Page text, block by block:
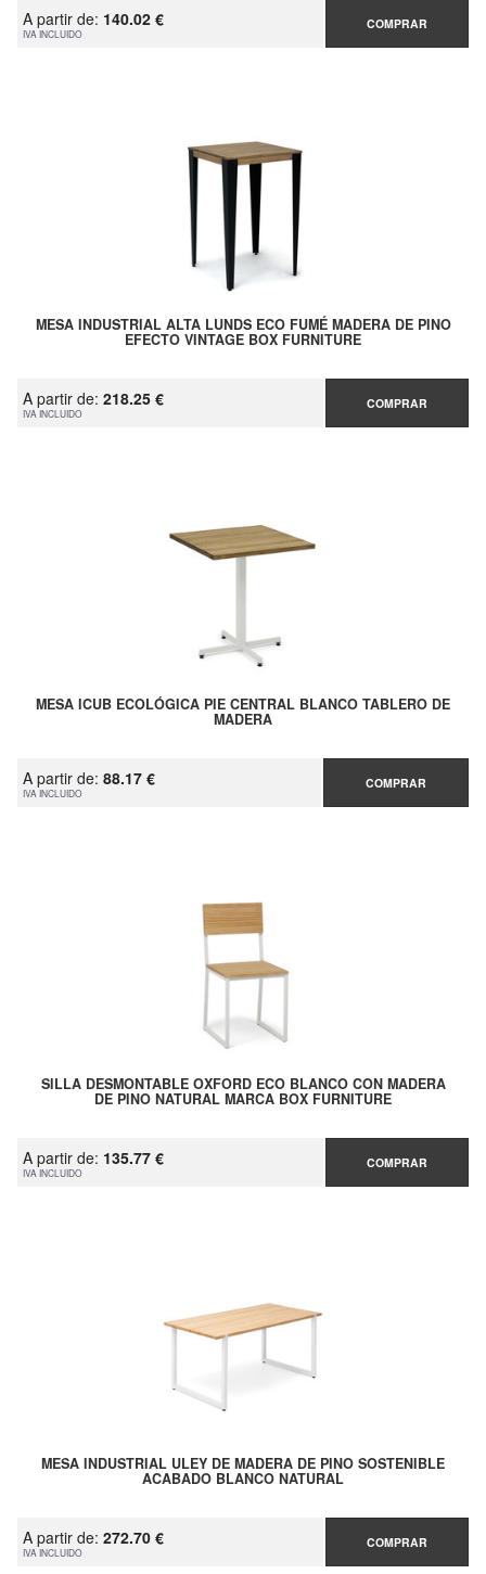
A partir de: 140.02 €
IVA INCLUIDO
COMPRAR
MESA INDUSTRIAL ALTA LUNDS ECO FUMÉ MADERA DE PINO
EFECTO VINTAGE BOX FURNITURE
A partir de: 218.25 €
IVA INCLUIDO
COMPRAR
MESA ICUB ECOLÓGICA PIE CENTRAL BLANCO TABLERO DE
MADERA
A partir de: 88.17 €
IVA INCLUIDO
COMPRAR
SILLA DESMONTABLE OXFORD ECO BLANCO CON MADERA
DE PINO NATURAL MARCA BOX FURNITURE
A partir de: 135.77 €
IVA INCLUIDO
COMPRAR
MESA INDUSTRIAL ULEY DE MADERA DE PINO SOSTENIBLE
ACABADO BLANCO NATURAL
A partir de: 272.70 €
IVA INCLUIDO
COMPRAR